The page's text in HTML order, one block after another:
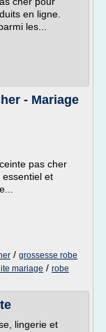
en ligne.
les...
- Mariage
pas cher
et
/ grossesse robe
mariage / robe
lingerie et